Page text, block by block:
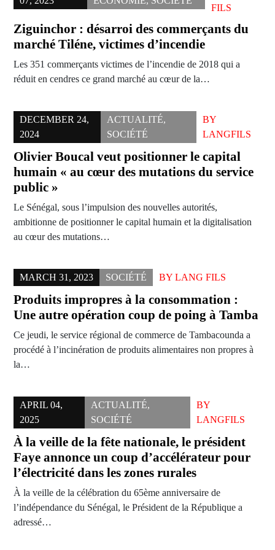
FILS
Ziguinchor : désarroi des commerçants du
marché Tiléne, victimes d’incendie
Les 351 commerçants victimes de l’incendie de 2018 qui a
réduit en cendres ce grand marché au cœur de la…
DECEMBER 24,
2024
ACTUALITÉ,
SOCIÉTÉ
BY
LANGFILS
Olivier Boucal veut positionner le capital
humain « au cœur des mutations du service
public »
Le Sénégal, sous l’impulsion des nouvelles autorités,
ambitionne de positionner le capital humain et la digitalisation
au cœur des mutations…
MARCH 31, 2023 SOCIÉTÉ BY LANG FILS
Produits impropres à la consommation :
Une autre opération coup de poing à Tamba
Ce jeudi, le service régional de commerce de Tambacounda a
procédé à l’incinération de produits alimentaires non propres à
la…
APRIL 04,
2025
ACTUALITÉ,
SOCIÉTÉ
BY
LANGFILS
À la veille de la fête nationale, le président
Faye annonce un coup d’accélérateur pour
l’électricité dans les zones rurales
À la veille de la célébration du 65ème anniversaire de
l’indépendance du Sénégal, le Président de la République a
adressé…